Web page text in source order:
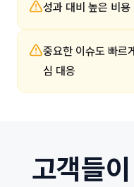
성과 대비 높은 비용
중요한 이슈도 빠르
심 대응
고객들